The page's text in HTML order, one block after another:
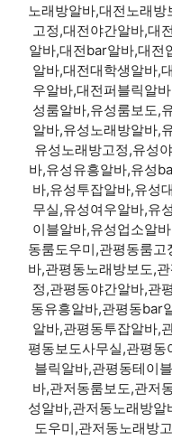
노래방알바,대전노래
고정,대전야간알바,대
알바,대전bar알바,대전
알바,대전대학생알바,
우알바,대전퍼블릭알
성룸알바,유성룸보도,
알바,유성노래방알바,
유성노래방고정,유성
바,유성유흥알바,유성
바,유성투잡알바,유성
무실,유성여우알바,유
이블알바,유성업소알
동룸도우미,관평동룸
바,관평동노래방보도,
정,관평동야간알바,관
동유흥알바,관평동bar
알바,관평동투잡알바,
평동보도사무실,관평
블릭알바,관평동테이
바,관저동룸보도,관저
성알바,관저동노래방
도우미,관저동노래방